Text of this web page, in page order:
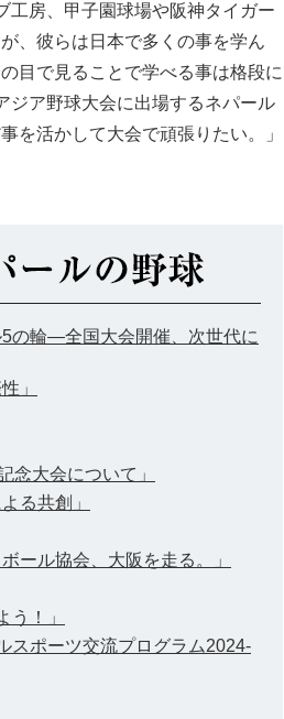
房、甲子園球場や阪神タイガー
、彼らは日本で多くの事を学ん
目で見ることで学べる事は格段に
ジア野球大会に出場するネパール
を活かして大会で頑張りたい。」
の輪―全国大会開催、次世代に
」
念大会について」
る共創」
ール協会、大阪を走る。」
！」
スポーツ交流プログラム2024-